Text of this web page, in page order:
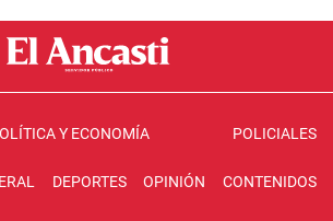
Y ECONOMÍA POLICIALES
DEPORTES OPINIÓN CONTENIDOS